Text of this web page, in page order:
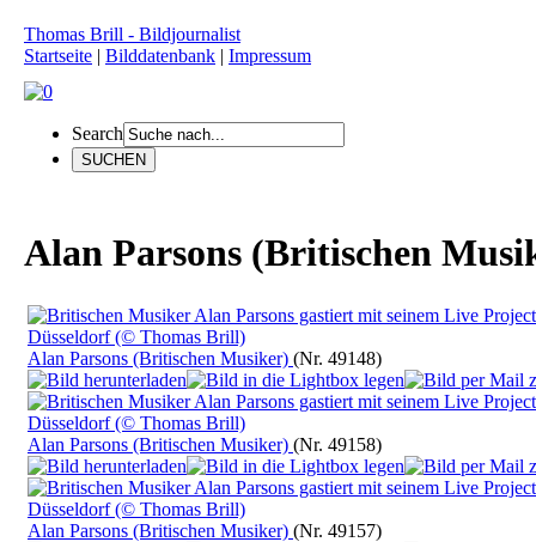
Thomas Brill - Bildjournalist
Startseite | Bilddatenbank | Impressum
Search
Alan Parsons (Britischen
Alan Parsons (Britischen Musiker) (Nr. 49148)
Alan Parsons (Britischen Musiker) (Nr. 49158)
Alan Parsons (Britischen Musiker) (Nr. 49157)